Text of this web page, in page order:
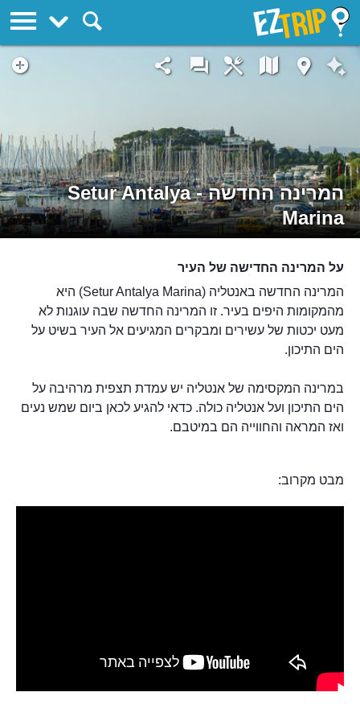
המרינה החדשה - Setur Antalya
Marina
על המרינה החדישה של העיר
המרינה החדשה באנטליה (Setur Antalya Marina) היא
מהמקומות היפים בעיר. זו המרינה החדשה שבה עוגנות לא
מעט יכטות של עשירים ומבקרים המגיעים אל העיר בשיט על
הים התיכון.
במרינה המקסימה של אנטליה יש עמדת תצפית מרהיבה על
הים התיכון ועל אנטליה כולה. כדאי להגיע לכאן ביום שמש נעים
ואז המראה והחווייה הם במיטבם.
מבט מקרוב:
EZTrip